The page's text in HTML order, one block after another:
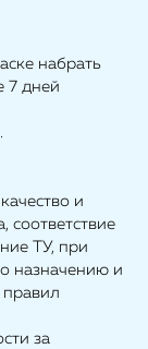
набрать
7 дней
и
соответствие
ТУ, при
назначению и
за